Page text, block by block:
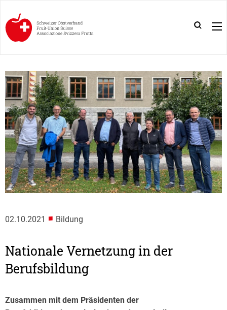
02.10.2021 ■ Bildung
Nationale Vernetzung in der
Berufsbildung
Zusammen mit dem Präsidenten der